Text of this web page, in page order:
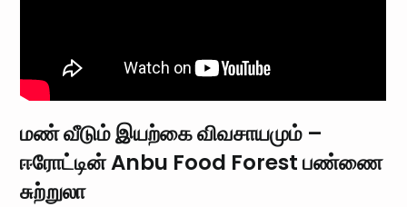
மண் வீடும் இயற்கை விவசாயமும் –
ஈரோட்டின் Anbu Food Forest பண்ணை
சுற்றுலா